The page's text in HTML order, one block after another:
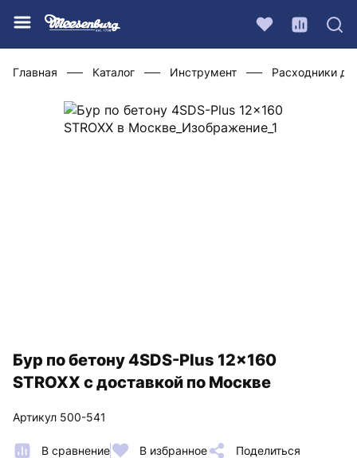
Главная Каталог Инструмент Расходники
Бур по бетону 4SDS-Plus 12x160
STROXX с доставкой по Москве
Артикул 500-541
В сравнение В избранное Поделиться